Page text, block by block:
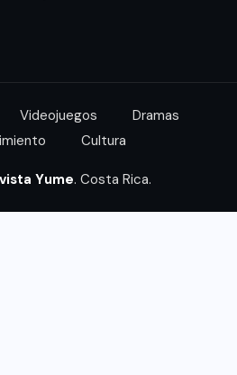
Videojuegos
Dramas
Cultura
Yume. Costa Rica.